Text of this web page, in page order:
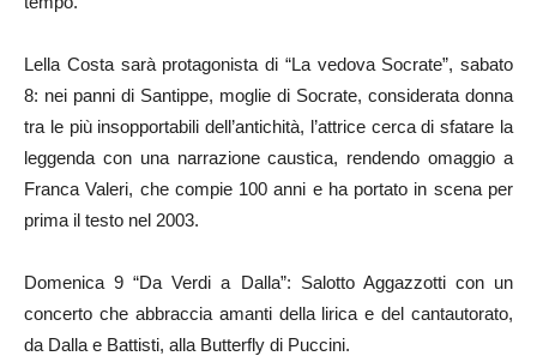
Lella Costa sarà protagonista di “La vedova Socrate”, sabato
8: nei panni di Santippe, moglie di Socrate, considerata donna
tra le più insopportabili dell’antichità, l’attrice cerca di sfatare la
leggenda con una narrazione caustica, rendendo omaggio a
Franca Valeri, che compie 100 anni e ha portato in scena per
prima il testo nel 2003.
Domenica 9 “Da Verdi a Dalla”: Salotto Aggazzotti con un
concerto che abbraccia amanti della lirica e del cantautorato,
da Dalla e Battisti, alla Butterfly di Puccini.